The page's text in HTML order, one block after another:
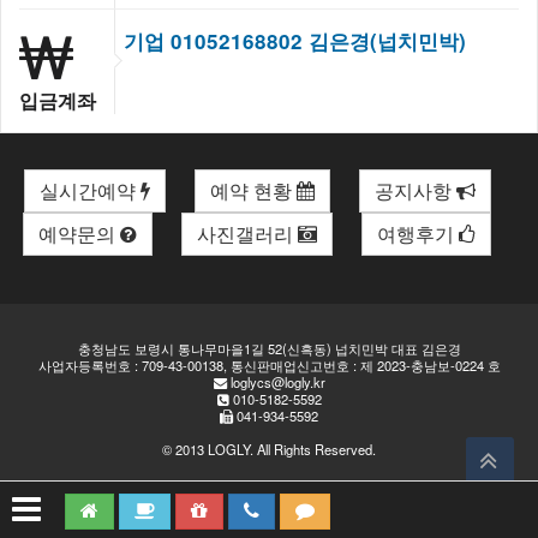
입금계좌
기업 01052168802 김은경(넙치민박)
실시간예약 예약 현황
공지사항
예약문의
사진갤러리 여행후기
충청남도 보령시 통나무마을1길 52(신흑동) 넙치민박 대표 김은경
사업자등록번호 : 709-43-00138, 통신판매업신고번호 : 제 2023-충남보-0224 호
loglycs@logly.kr
010-5182-5592
041-934-5592
© 2013 LOGLY. All Rights Reserved.